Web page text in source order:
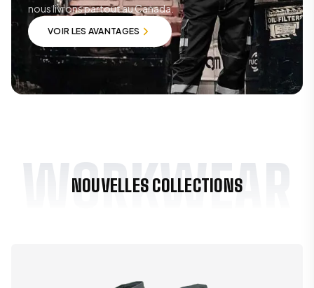
nous livrons partout au Canada.
VOIR LES AVANTAGES
VOIR LES AVANTAGES
WORKWEAR
NOUVELLES COLLECTIONS